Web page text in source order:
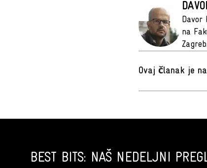
Davor
na
Ovaj članak je
BEST BITS: NAŠ NEDELJNI